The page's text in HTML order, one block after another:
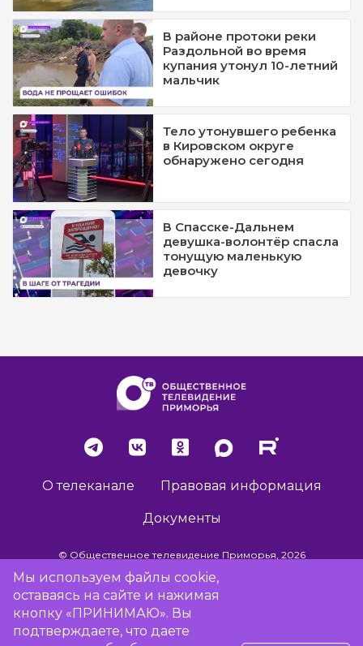
В районе протоки реки
Раздольной во время
купания утонул 10-летний
мальчик
Тело утонувшего ребенка
в Кировском округе
обнаружено сегодня
В Спасске-Дальнем
девушка-волонтёр спасла
тонущую маленькую
девочку
О телеканале Правовая информация
Документы
© Общественное телевидение Приморья, 2026
Разработка сайта -
Мы используем файлы cookie,
оставаясь на сайте и нажимая
кнопку «ПРИНИМАЮ». Вы
подтверждаете, что даете